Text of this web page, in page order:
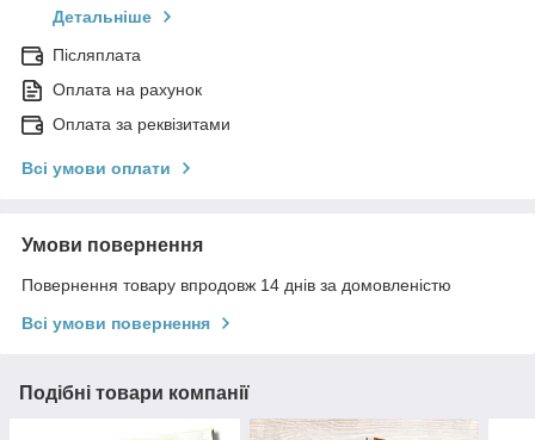
Детальніше
Післяплата
Оплата на рахунок
Оплата за реквізитами
Всі умови оплати
Умови повернення
Повернення товару впродовж 14 днів за домовленістю
Всі умови повернення
Подібні товари компанії